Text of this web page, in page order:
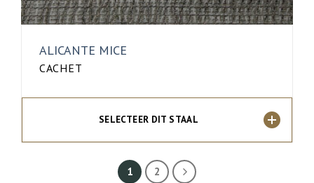
ALICANTE MICE
CACHET
SELECTEER DIT STAAL
1 2